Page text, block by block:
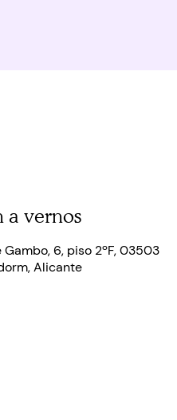
a vernos
Gambo, 6, piso 2ºF, 03503
Alicante​